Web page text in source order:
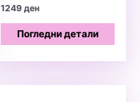
1249ден
Погледни детали